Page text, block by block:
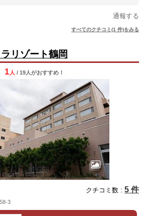
通報する
すべてのクチコミ(1 件)をみる
リゾート鶴岡
1 人 / 19人がおすすめ！
クチコミ数 : 5 件
3